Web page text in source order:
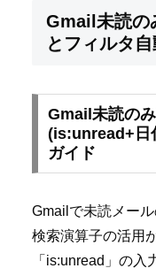
Gmail未読の
とフィルタ
Gmail未読の
(is:unread+日
ガイド
Gmailで未読メー
検索演算子の活用
「is:unread」の入